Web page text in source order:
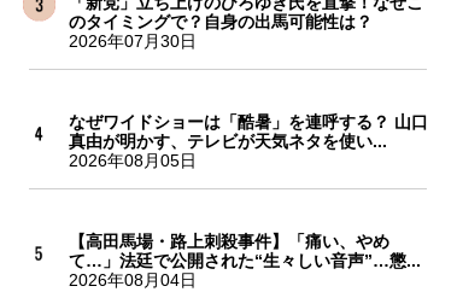
のタイミングで？自身の出馬可能性は？
2026年07月30日
なぜワイドショーは「酷暑」を連呼する？ 山口
真由が明かす、テレビが天気ネタを使い...
2026年08月05日
【高田馬場・路上刺殺事件】「痛い、やめ
て…」法廷で公開された“生々しい音声”…懲...
2026年08月04日